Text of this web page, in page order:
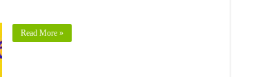
Read More »